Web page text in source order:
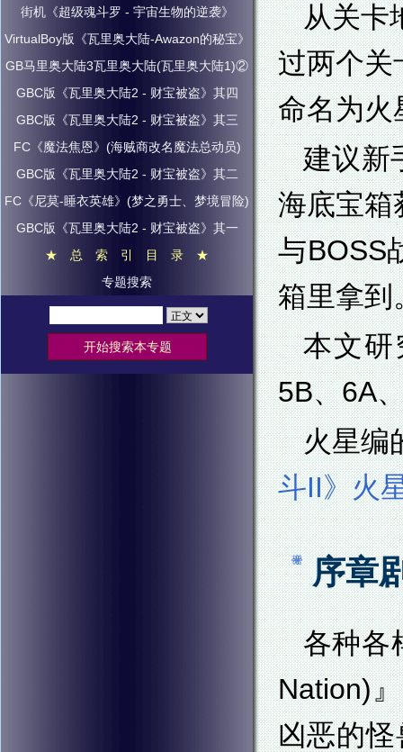
从关卡
过两个关
命名为火
建议新
海底宝箱
与BOSS
箱里拿到
本文研
5B、6A
火星编
斗II》火
序章
各种各
Nation)
凶恶的
街机《超级魂斗罗 - 宇宙生物的逆袭》
VirtualBoy版《瓦里奥大陆-Awazon的秘宝》
GB马里奥大陆3瓦里奥大陆(瓦里奥大陆1)②
GBC版《瓦里奥大陆2 - 财宝被盗》其四
GBC版《瓦里奥大陆2 - 财宝被盗》其三
FC《魔法焦恩》(海贼商改名魔法总动员)
GBC版《瓦里奥大陆2 - 财宝被盗》其二
FC《尼莫-睡衣英雄》(梦之勇士、梦境冒险)
GBC版《瓦里奥大陆2 - 财宝被盗》其一
★ 总 索 引 目 录 ★
专题搜索